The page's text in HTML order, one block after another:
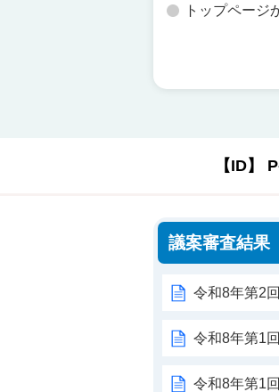
トップページ
【ID】
議案審査結果
令和8年第2
令和8年第1
令和8年第1